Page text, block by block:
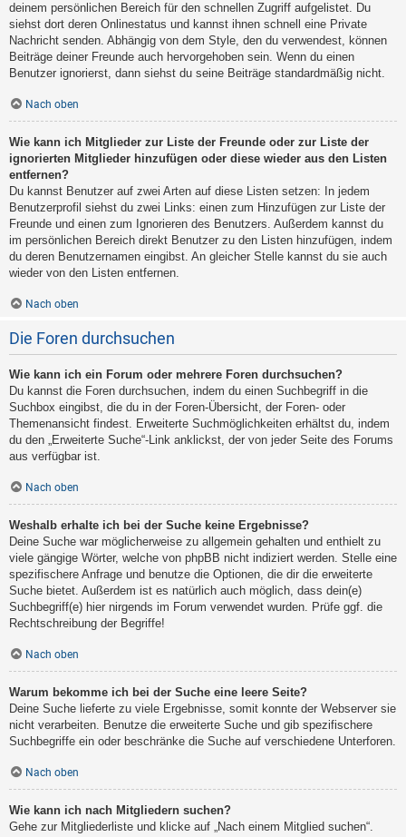
deinem persönlichen Bereich für den schnellen Zugriff aufgelistet. Du
siehst dort deren Onlinestatus und kannst ihnen schnell eine Private
Nachricht senden. Abhängig von dem Style, den du verwendest, können
Beiträge deiner Freunde auch hervorgehoben sein. Wenn du einen
Benutzer ignorierst, dann siehst du seine Beiträge standardmäßig nicht.
Nach oben
Wie kann ich Mitglieder zur Liste der Freunde oder zur Liste der
ignorierten Mitglieder hinzufügen oder diese wieder aus den Listen
entfernen?
Du kannst Benutzer auf zwei Arten auf diese Listen setzen: In jedem
Benutzerprofil siehst du zwei Links: einen zum Hinzufügen zur Liste der
Freunde und einen zum Ignorieren des Benutzers. Außerdem kannst du
im persönlichen Bereich direkt Benutzer zu den Listen hinzufügen, indem
du deren Benutzernamen eingibst. An gleicher Stelle kannst du sie auch
wieder von den Listen entfernen.
Nach oben
Die Foren durchsuchen
Wie kann ich ein Forum oder mehrere Foren durchsuchen?
Du kannst die Foren durchsuchen, indem du einen Suchbegriff in die
Suchbox eingibst, die du in der Foren-Übersicht, der Foren- oder
Themenansicht findest. Erweiterte Suchmöglichkeiten erhältst du, indem
du den „Erweiterte Suche“-Link anklickst, der von jeder Seite des Forums
aus verfügbar ist.
Nach oben
Weshalb erhalte ich bei der Suche keine Ergebnisse?
Deine Suche war möglicherweise zu allgemein gehalten und enthielt zu
viele gängige Wörter, welche von phpBB nicht indiziert werden. Stelle eine
spezifischere Anfrage und benutze die Optionen, die dir die erweiterte
Suche bietet. Außerdem ist es natürlich auch möglich, dass dein(e)
Suchbegriff(e) hier nirgends im Forum verwendet wurden. Prüfe ggf. die
Rechtschreibung der Begriffe!
Nach oben
Warum bekomme ich bei der Suche eine leere Seite?
Deine Suche lieferte zu viele Ergebnisse, somit konnte der Webserver sie
nicht verarbeiten. Benutze die erweiterte Suche und gib spezifischere
Suchbegriffe ein oder beschränke die Suche auf verschiedene Unterforen.
Nach oben
Wie kann ich nach Mitgliedern suchen?
Gehe zur Mitgliederliste und klicke auf „Nach einem Mitglied suchen“.